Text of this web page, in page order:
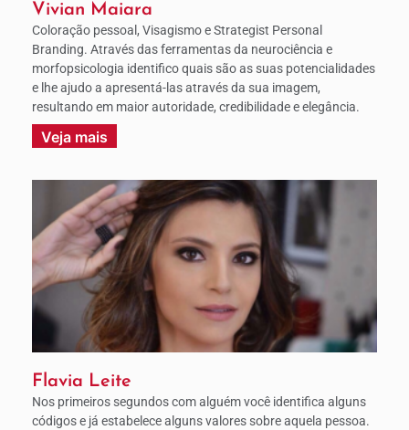
Vivian Maiara
Coloração pessoal, Visagismo e Strategist Personal
Branding. Através das ferramentas da neurociência e
morfopsicologia identifico quais são as suas potencialidades
e lhe ajudo a apresentá-las através da sua imagem,
resultando em maior autoridade, credibilidade e elegância.
Veja mais
Flavia Leite
Nos primeiros segundos com alguém você identifica alguns
códigos e já estabelece alguns valores sobre aquela pessoa.